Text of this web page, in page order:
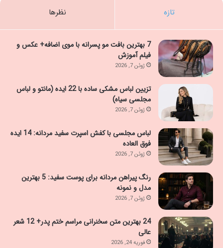
تازه نظرها
7 بهترین بافت مو پسرانه با موی اضافه+ عکس و
فیلم آموزش
ژوئن 7, 2026
تزیین لباس مشکی ساده با 22 ایده (مانتو و لباس
مجلسی سیاه)
ژوئن 7, 2026
لباس مجلسی با کفش اسپرت سفید مردانه: 14 ایده
فوق العاده
ژوئن 7, 2026
رنگ پیراهن مردانه برای پوست سفید: 5 بهترین
مدل و نمونه
ژوئن 7, 2026
24 بهترین متن سخنرانی مراسم ختم پدر+ 12 شعر
عالی
فوریه 24, 2026